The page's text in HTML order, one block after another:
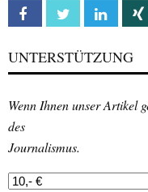
Facebook Twitter Linkedin
UNTERSTÜTZUNG
Wenn Ihnen unser Artikel
des
Journalismus.